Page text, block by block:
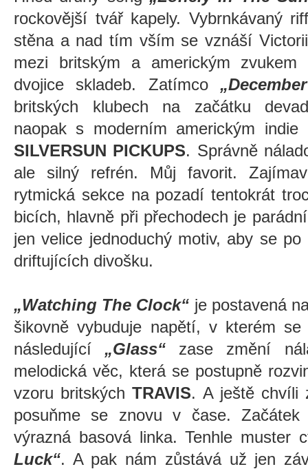
rockovější tvář kapely. Vybrnkávaný
stěna a nad tím vším se vznáší
mezi britským a americkým zvukem
dvojice skladeb. Zatímco
britských klubech na začátku
naopak s moderním americkým
SILVERSUN PICKUPS. Správně
ale silný refrén. Můj favorit.
rytmická sekce na pozadí tentokrát
bicích, hlavně při přechodech je
jen velice jednoduchý motiv, aby se
driftujících divošku.
„Watching The Clock“ je postavená
šikovně vybuduje napětí, v kterém
následující „Glass“ zase změní
melodická věc, která se postupně
vzoru britských TRAVIS. A ještě chvíli
posuňme se znovu v čase. Začátek
výrazná basová linka. Tenhle muster
Luck“. A pak nám zůstává už jen